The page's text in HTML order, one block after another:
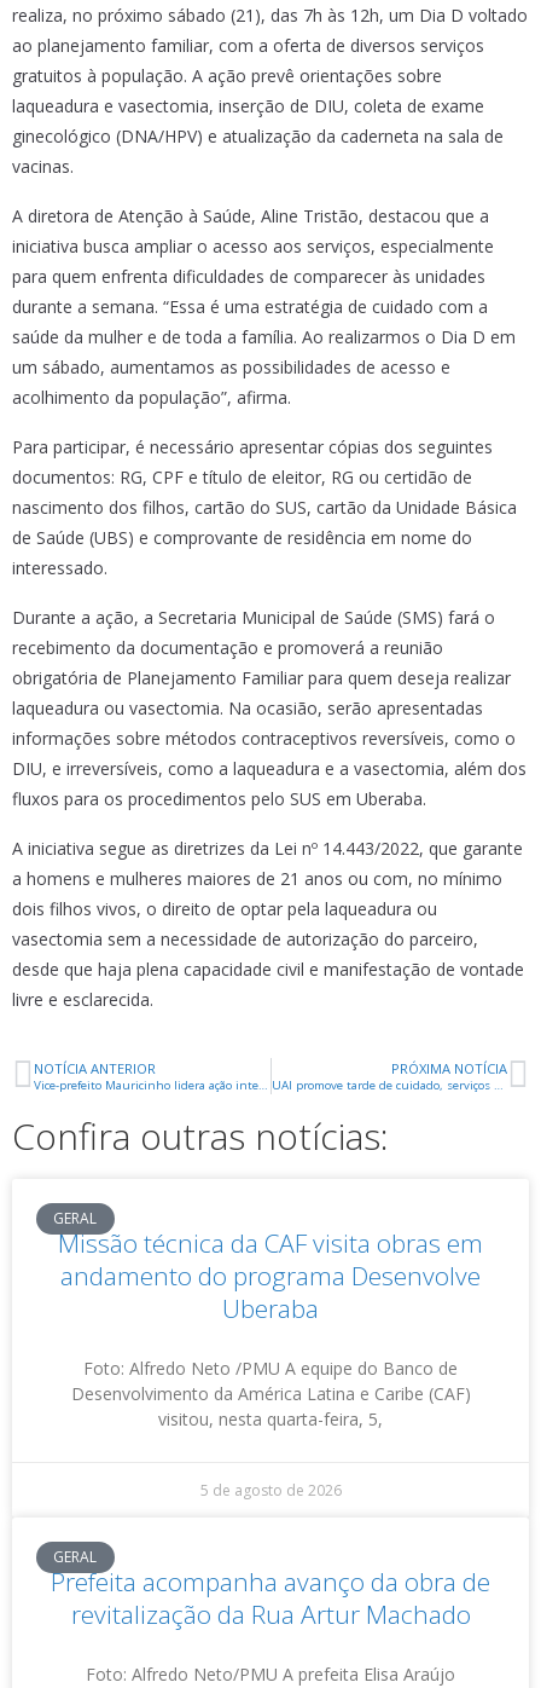
realiza, no próximo sábado (21), das 7h às 12h, um Dia D voltado
ao planejamento familiar, com a oferta de diversos serviços
gratuitos à população. A ação prevê orientações sobre
laqueadura e vasectomia, inserção de DIU, coleta de exame
ginecológico (DNA/HPV) e atualização da caderneta na sala de
vacinas.
A diretora de Atenção à Saúde, Aline Tristão, destacou que a
iniciativa busca ampliar o acesso aos serviços, especialmente
para quem enfrenta dificuldades de comparecer às unidades
durante a semana. “Essa é uma estratégia de cuidado com a
saúde da mulher e de toda a família. Ao realizarmos o Dia D em
um sábado, aumentamos as possibilidades de acesso e
acolhimento da população”, afirma.
Para participar, é necessário apresentar cópias dos seguintes
documentos: RG, CPF e título de eleitor, RG ou certidão de
nascimento dos filhos, cartão do SUS, cartão da Unidade Básica
de Saúde (UBS) e comprovante de residência em nome do
interessado.
Durante a ação, a Secretaria Municipal de Saúde (SMS) fará o
recebimento da documentação e promoverá a reunião
obrigatória de Planejamento Familiar para quem deseja realizar
laqueadura ou vasectomia. Na ocasião, serão apresentadas
informações sobre métodos contraceptivos reversíveis, como o
DIU, e irreversíveis, como a laqueadura e a vasectomia, além dos
fluxos para os procedimentos pelo SUS em Uberaba.
A iniciativa segue as diretrizes da Lei nº 14.443/2022, que garante
a homens e mulheres maiores de 21 anos ou com, no mínimo
dois filhos vivos, o direito de optar pela laqueadura ou
vasectomia sem a necessidade de autorização do parceiro,
desde que haja plena capacidade civil e manifestação de vontade
livre e esclarecida.
NOTÍCIA ANTERIOR
Vice-prefeito Mauricinho lidera ação integrada de combate às arboviroses e ao descarte irregular no Alfredo Freire
PRÓXIMA NOTÍCIA
UAI promove tarde de cuidado, serviços e música para mulheres idosas
Confira outras notícias:
GERAL
Missão técnica da CAF visita obras em
andamento do programa Desenvolve
Uberaba
Foto: Alfredo Neto /PMU A equipe do Banco de
Desenvolvimento da América Latina e Caribe (CAF)
visitou, nesta quarta-feira, 5,
5 de agosto de 2026
GERAL
Prefeita acompanha avanço da obra de
revitalização da Rua Artur Machado
Foto: Alfredo Neto/PMU A prefeita Elisa Araújo